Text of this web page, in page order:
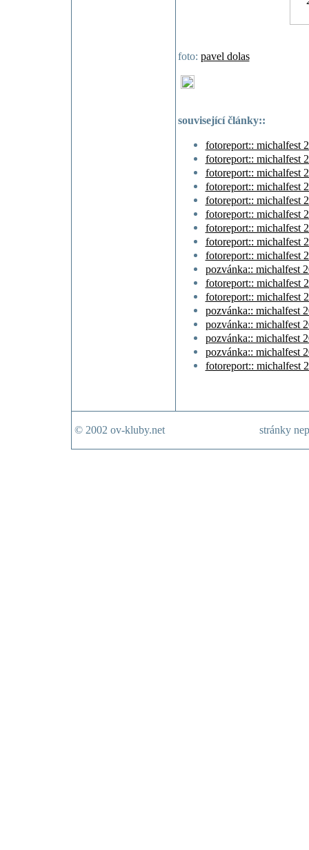
foto: pavel dolas
související články::
fotoreport:: michalfest
fotoreport:: michalfest
fotoreport:: michalfest
fotoreport:: michalfest
fotoreport:: michalfest
fotoreport:: michalfest
fotoreport:: michalfest
fotoreport:: michalfest
fotoreport:: michalfest
pozvánka:: michalfest
fotoreport:: michalfest
fotoreport:: michalfest
pozvánka:: michalfest
pozvánka:: michalfest
pozvánka:: michalfest
pozvánka:: michalfest
fotoreport:: michalfest
© 2002 ov-kluby.net stránky